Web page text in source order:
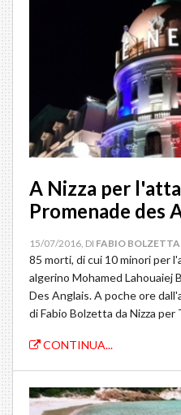
A Nizza per
Promenade des
15/07/2016, DI FABIO BOLZETTA
85 morti, di cui 10 minori per
algerino Mohamed Lahouaiej
Des Anglais. A poche ore
di Fabio Bolzetta da Nizza per
CONTINUA...